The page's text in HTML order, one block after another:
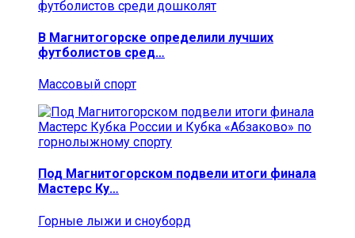
В Магнитогорске определили лучших
футболистов сред…
Массовый спорт
Под Магнитогорском подвели итоги финала
Мастерс Ку…
Горные лыжи и сноуборд